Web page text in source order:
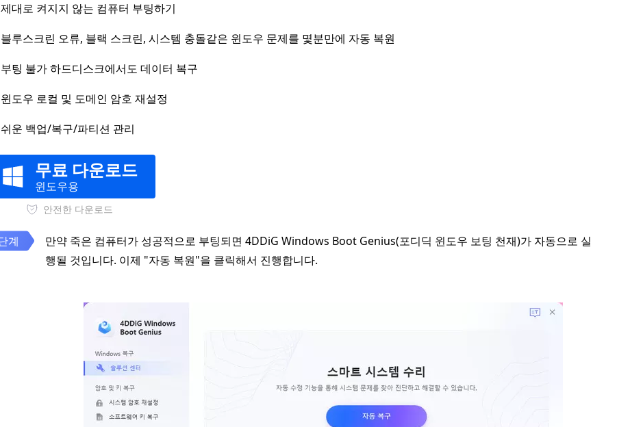
제대로 켜지지 않는 컴퓨터 부팅하기
블루스크린 오류, 블랙 스크린, 시스템 충돌같은 윈도우 문제를 몇분만에 자동 복원
부팅 불가 하드디스크에서도 데이터 복구
윈도우 로컬 및 도메인 암호 재설정
쉬운 백업/복구/파티션 관리
무료 다운로드
윈도우용
안전한 다운로드
만약 죽은 컴퓨터가 성공적으로 부팅되면 4DDiG Windows Boot Genius(포디딕 윈도우 보팅 천재)가 자동으로 실
행될 것입니다. 이제 "자동 복원"을 클릭해서 진행합니다.